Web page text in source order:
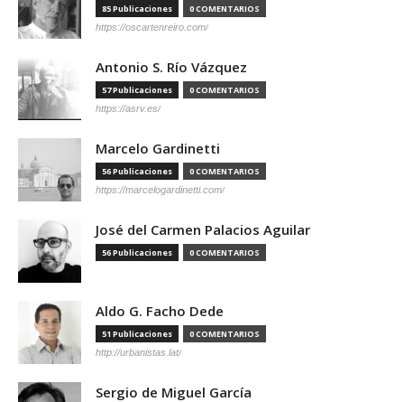
85 Publicaciones 0 COMENTARIOS
https://oscartenreiro.com/
Antonio S. Río Vázquez
57 Publicaciones 0 COMENTARIOS
https://asrv.es/
Marcelo Gardinetti
56 Publicaciones 0 COMENTARIOS
https://marcelogardinetti.com/
José del Carmen Palacios Aguilar
56 Publicaciones 0 COMENTARIOS
Aldo G. Facho Dede
51 Publicaciones 0 COMENTARIOS
http://urbanistas.lat/
Sergio de Miguel García